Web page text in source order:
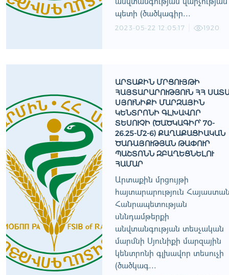
պետի (ծածկագիր...
2023-05-22 12:05:17 1920
ԱՐՏԱՔԻՆ ՄՐՑՈՒՅԹԻ
ՀԱՅՏԱՐԱՐՈՒԹՅՈՒՆ ՀՀ
ՍՅՈՒՆԻՔԻ ՄԱՐԶԱՅԻՆ
ԿԵՆՏՐՈՆԻ ԳԼԽԱՎՈՐ
ՏԵՍՈՒՉԻ (ԾԱԾԿԱԳԻՐ՝ 70-
26.25-Մ2-6) ՔԱՂԱՔԱՑԻԱԿԱՆ
ԾԱՌԱՅՈՒԹՅԱՆ ԹԱՓՈՒՐ
ՊԱՇՏՈՆՆ ԶԲԱՂԵՑՆԵԼՈՒ
ՀԱՄԱՐ
Արտաքին մրցույթի
հայտարարություն
Հանրապետության
սննդամթերքի
անվտանգության տեսչական
մարմնի Սյունիքի մարզային
կենտրոնի գլխավոր տեսուչի
(ծածկագ...